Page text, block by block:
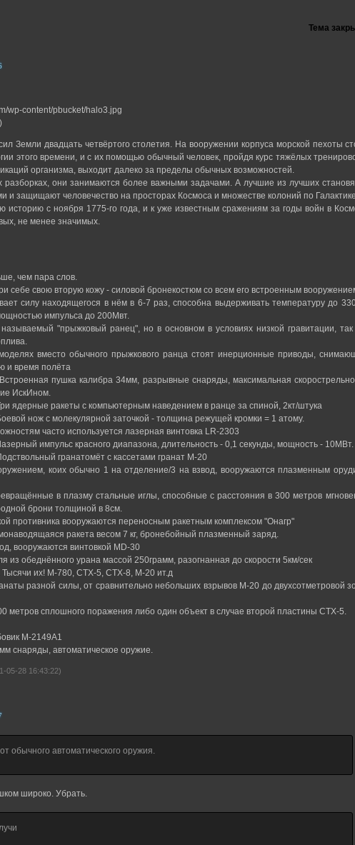
Тема
Земли двадцать четвёртого столетия. На вооружении корпуса морской пехоты
этого времени, и с их помощью обычный человек, пройдя курс тяжёлых
организма, выходит далеко за пределы обычных возможностей.
разборках, они занимаются более важными задачами. А лучшие из лучших
и защищают человечество на просторах Космоса и множестве колоний по
историю с ноября 1775-го года, и к уже известным сражениям за годы войн в
не менее значимых.
чем пара слов.
себе свою вторую кожу - силовой бронекостюм со всем его встроенным
силу находящегося в нём в 6-7 раз, способна выдерживать температуру до
импульса до 200Мвт.
"прыжковый ранец", но в основном в условиях низкой гравитации, так
вместо обычного прыжкового ранца стоят инерционные приводы,
и время полёта
пушка калибра 34мм, разрывные снаряды, максимальная
ИскИном.
ядерные ракеты с компьютерным наведением в ранце за спиной, 2кт/штука
нож с молекулярной заточкой - толщина режущей кромки = 1 атому.
часто используется лазерная винтовка LR-2303
импульс красного диапазона, длительность - 0,1 секунды, мощность - 10МВт.
гранатомёт с кассетами гранат М-20
коих обычно 1 на отделение/3 на взвод, вооружаются плазменным
в плазму стальные иглы, способные с расстояния в 300 метров
брони толщиной в 8см.
противника вооружаются переносным ракетным комплексом "Онагр"
ракета весом 7 кг, бронебойный плазменный заряд.
вооружаются винтовкой MD-30
обеднённого урана массой 250грамм, разогнанная до скорости 5км/сек
Тысячи их! М-780, СТХ-5, СТХ-8, М-20 ит.д
разной силы, от сравнительно небольших взрывов М-20 до двухсотметровой
метров сплошного поражения либо один объект в случае второй пластины СТХ-5.
М-2149А1
снаряды, автоматическое оружие.
05-28 16:43:22)
обычного автоматического оружия.
широко. Убрать.